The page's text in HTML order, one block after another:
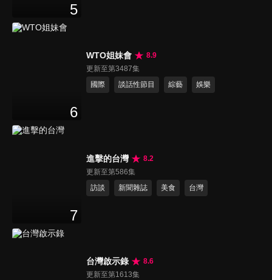
5
6
WTO姐妹會
8.9
更新至第3487集
國際
談話性節目 綜藝 娛樂
7
進擊的台灣
8.2
更新至第586集
訪談
新聞雜誌 美食 台灣
台灣啟示錄
8.6
更新至第1613集